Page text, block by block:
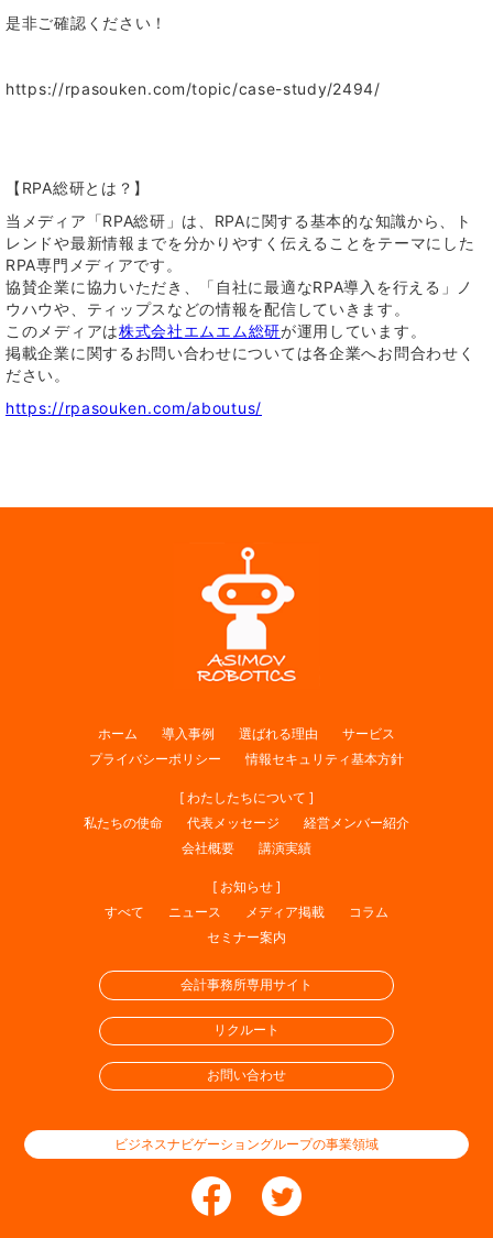
是非ご確認ください！
https://rpasouken.com/topic/case-study/2494/
【RPA総研とは？】
当メディア「RPA総研」は、RPAに関する基本的な知識から、ト
レンドや最新情報までを分かりやすく伝えることをテーマにした
RPA専門メディアです。
協賛企業に協力いただき、「自社に最適なRPA導入を行える」ノ
ウハウや、ティップスなどの情報を配信していきます。
このメディアは株式会社エムエム総研が運用しています。
掲載企業に関するお問い合わせについては各企業へお問合わせく
ださい。
https://rpasouken.com/aboutus/
ホーム 導入事例 選ばれる理由
サービス
プライバシーポリシー
情報セキュリティ基本方針
[ わたしたちについて ]
私たちの使命
代表メッセージ
経営メンバー紹介
会社概要
講演実績
[ お知らせ ]
すべて
ニュース メディア掲載
コラム
セミナー案内
会計事務所専用サイト
リクルート
お問い合わせ
ビジネスナビゲーショングループの事業領域